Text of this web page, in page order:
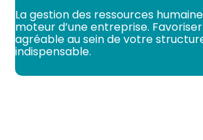
La gestion des ressources
moteur d’une entreprise.
agréable au sein de votre
indispensable.